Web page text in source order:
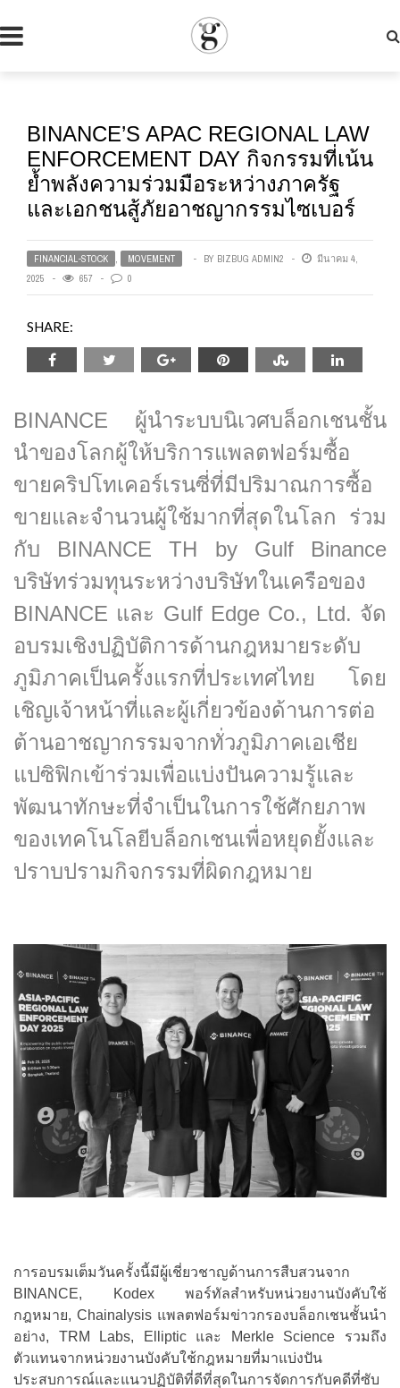
BINANCE’S APAC REGIONAL LAW
ENFORCEMENT DAY กิจกรรมที่เน้น
ย้ำพลังความร่วมมือระหว่างภาครัฐ
และเอกชนสู้ภัยอาชญากรรมไซเบอร์
FINANCIAL-STOCK , MOVEMENT BY BIZBUG ADMIN2
มีนาคม 4,
2025
657 0
SHARE:
BINANCE ผู้นำระบบนิเวศบล็อกเชนชั้น
นำของโลกผู้ให้บริการแพลตฟอร์มซื้อ
ขายคริปโทเคอร์เรนซี่ที่มีปริมาณการซื้อ
ขายและจำนวนผู้ใช้มากที่สุดในโลก ร่วม
กับ BINANCE TH by Gulf Binance
บริษัทร่วมทุนระหว่างบริษัทในเครือของ
BINANCE และ Gulf Edge Co., Ltd. จัด
อบรมเชิงปฏิบัติการด้านกฎหมายระดับ
ภูมิภาคเป็นครั้งแรกที่ประเทศไทย โดย
เชิญเจ้าหน้าที่และผู้เกี่ยวข้องด้านการต่อ
ต้านอาชญากรรมจากทั่วภูมิภาคเอเชีย
แปซิฟิกเข้าร่วมเพื่อแบ่งปันความรู้และ
พัฒนาทักษะที่จำเป็นในการใช้ศักยภาพ
ของเทคโนโลยีบล็อกเชนเพื่อหยุดยั้งและ
ปราบปรามกิจกรรมที่ผิดกฎหมาย
การอบรมเต็มวันครั้งนี้มีผู้เชี่ยวชาญด้านการสืบสวนจาก
BINANCE, Kodex พอร์ทัลสำหรับหน่วยงานบังคับใช้
กฎหมาย, Chainalysis แพลตฟอร์มข่าวกรองบล็อกเชนชั้นนำ
อย่าง, TRM Labs, Elliptic และ Merkle Science รวมถึง
ตัวแทนจากหน่วยงานบังคับใช้กฎหมายที่มาแบ่งปัน
ประสบการณ์และแนวปฏิบัติที่ดีที่สุดในการจัดการกับคดีที่ซับ